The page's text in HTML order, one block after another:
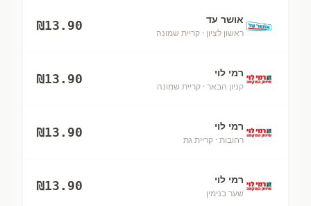
אושר עד
ראשון לציון · קריית שמונה
₪13.90
רמי לוי
קניון הבאר · קריית שמונה
₪13.90
רמי לוי
רחובות · קריית גת
₪13.90
רמי לוי
שער בנימין
₪13.90